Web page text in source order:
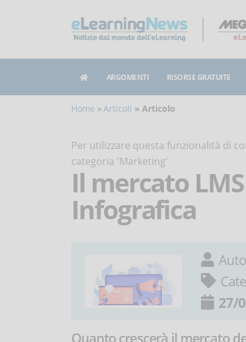
ARGOMENTI RISORSE GRATUITE
Home Articoli Articolo
Per utilizzare questa funzionalità di
categoria 'Marketing'
Il mercato
Infografica
27/
Quanto crescerà il mercato